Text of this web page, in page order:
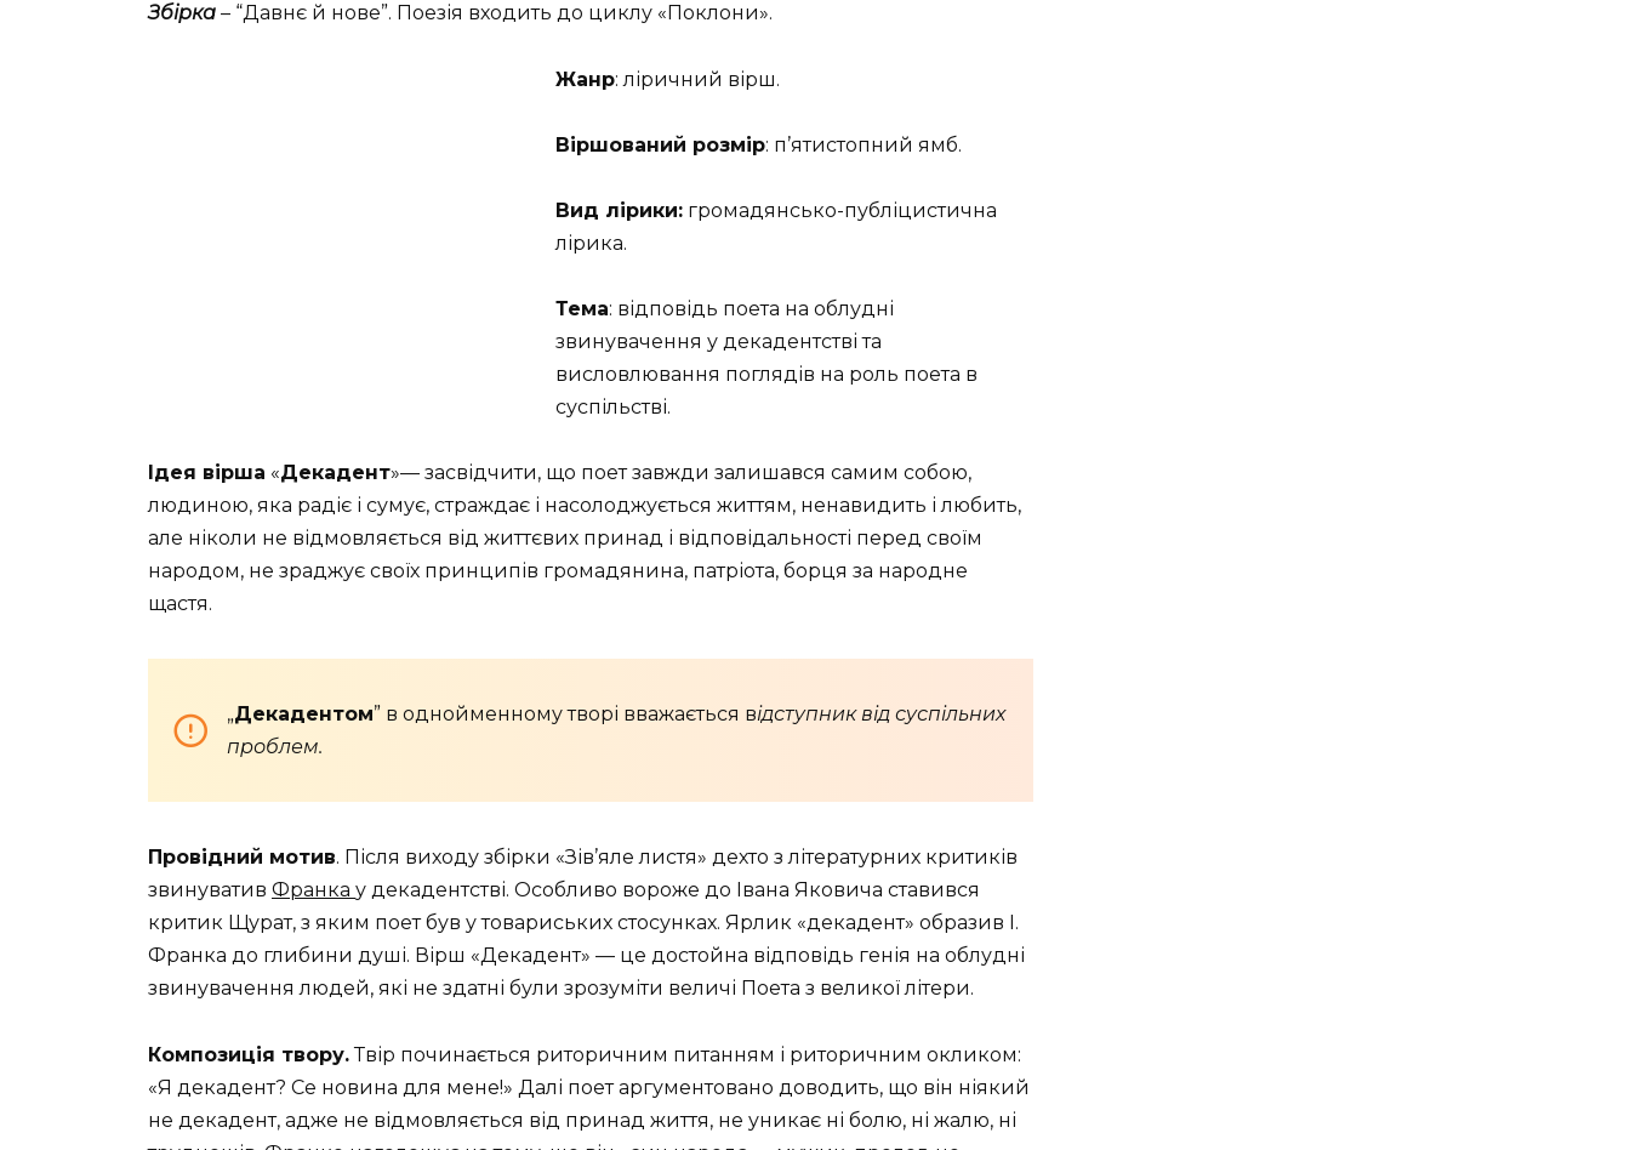
Збірка – “Давнє й нове”. Поезія входить до циклу «Поклони».
Жанр: ліричний вірш.
Віршований розмір: п’ятистопний ямб.
Вид лірики: громадянсько-публіцистична
лірика.
Тема: відповідь поета на облудні
звинувачення у декадентстві та
висловлювання поглядів на роль поета в
суспільстві.
Ідея вірша «Декадент»— засвідчити, що поет завжди залишався самим собою,
людиною, яка радіє і сумує, страждає і насолоджується життям, ненавидить і любить,
але ніколи не відмовляється від життєвих принад і відповідальності перед своїм
народом, не зраджує своїх принципів громадянина, патріота, борця за народне
щастя.
„Декадентом” в однойменному творі вважається відступник від суспільних
проблем.
Провідний мотив. Після виходу збірки «Зів’яле листя» дехто з літературних критиків
звинуватив Франка у декадентстві. Особливо вороже до Івана Яковича ставився
критик Щурат, з яким поет був у товариських стосунках. Ярлик «декадент» образив І.
Франка до глибини душі. Вірш «Декадент» — це достойна відповідь генія на облудні
звинувачення людей, які не здатні були зрозуміти величі Поета з великої літери.
Композиція твору.Твір починається риторичним питанням і риторичним окликом:
«Я декадент? Се новина для мене!» Далі поет аргументовано доводить, що він ніякий
не декадент, адже не відмовляється від принад життя, не уникає ні болю, ні жалю, ні